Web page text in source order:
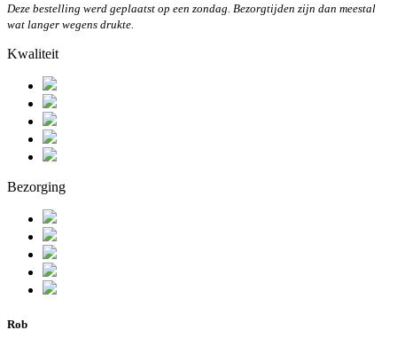
Deze bestelling werd geplaatst op een zondag. Bezorgtijden zijn dan meestal
wat langer wegens drukte.
Kwaliteit
Bezorging
Rob